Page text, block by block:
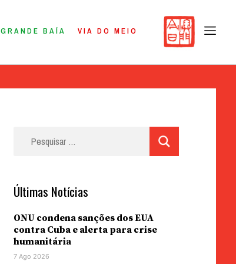
GRANDE BAÍA VIA DO MEIO
Últimas Notícias
ONU condena sanções dos EUA
contra Cuba e alerta para crise
humanitária
7 Ago 2026